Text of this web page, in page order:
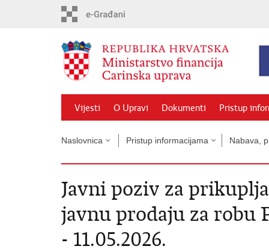
Vijesti O Upravi Dokumenti Pristup
Naslovnica Pristup informacijama Nabava,
Javni poziv za
javnu prodaju za robu
- 11.05.2026.